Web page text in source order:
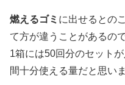
燃えるゴミ に出せるとの
て方が違うことがあるの
1箱には50回分のセット
間十分使える量だと思いま